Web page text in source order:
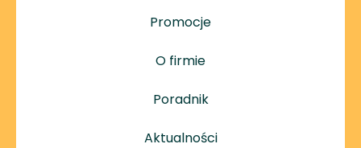
Promocje
O firmie
Poradnik
Aktualności